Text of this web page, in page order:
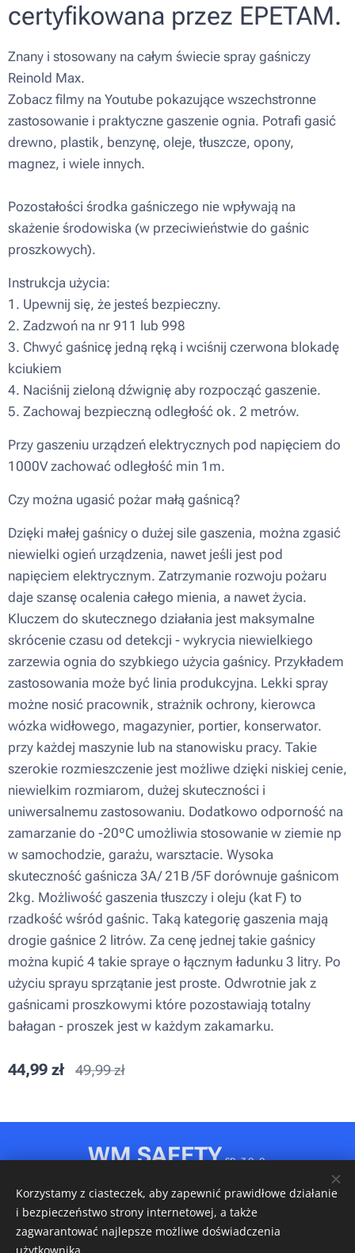
certyfikowana przez EPETAM.
Znany i stosowany na całym świecie spray gaśniczy
Reinold Max.
Zobacz filmy na Youtube pokazujące wszechstronne
zastosowanie i praktyczne gaszenie ognia. Potrafi gasić
drewno, plastik, benzynę, oleje, tłuszcze, opony,
magnez, i wiele innych.
Pozostałości środka gaśniczego nie wpływają na
skażenie środowiska (w przeciwieństwie do gaśnic
proszkowych).
Instrukcja użycia:
1. Upewnij się, że jesteś bezpieczny.
2. Zadzwoń na nr 911 lub 998
3. Chwyć gaśnicę jedną ręką i wciśnij czerwona blokadę
kciukiem
4. Naciśnij zieloną dźwignię aby rozpocząć gaszenie.
5. Zachowaj bezpieczną odległość ok. 2 metrów.
Przy gaszeniu urządzeń elektrycznych pod napięciem do
1000V zachować odległość min 1m.
Czy można ugasić pożar małą gaśnicą?
Dzięki małej gaśnicy o dużej sile gaszenia, można zgasić
niewielki ogień urządzenia, nawet jeśli jest pod
napięciem elektrycznym. Zatrzymanie rozwoju pożaru
daje szansę ocalenia całego mienia, a nawet życia.
Kluczem do skutecznego działania jest maksymalne
skrócenie czasu od detekcji - wykrycia niewielkiego
zarzewia ognia do szybkiego użycia gaśnicy. Przykładem
zastosowania może być linia produkcyjna. Lekki spray
możne nosić pracownik, strażnik ochrony, kierowca
wózka widłowego, magazynier, portier, konserwator.
przy każdej maszynie lub na stanowisku pracy. Takie
szerokie rozmieszczenie jest możliwe dzięki niskiej cenie,
niewielkim rozmiarom, dużej skuteczności i
uniwersalnemu zastosowaniu. Dodatkowo odporność na
zamarzanie do -20ºC umożliwia stosowanie w ziemie np
w samochodzie, garażu, warsztacie. Wysoka
skuteczność gaśnicza 3A/ 21B /5F dorównuje gaśnicom
2kg. Możliwość gaszenia tłuszczy i oleju (kat F) to
rzadkość wśród gaśnic. Taką kategorię gaszenia mają
drogie gaśnice 2 litrów. Za cenę jednej takie gaśnicy
można kupić 4 takie spraye o łącznym ładunku 3 litry. Po
użyciu sprayu sprzątanie jest proste. Odwrotnie jak z
gaśnicami proszkowymi które pozostawiają totalny
bałagan - proszek jest w każdym zakamarku.
44,99 zł 49,99zł
WM SAFETY sp. z o. o.
NIP: 6472611346 • REGON: 540606150 • KRS: 0001148349
Ciasteczka
Korzystamy z ciasteczek, aby zapewnić prawidłowe działanie
i bezpieczeństwo strony internetowej, a także
zagwarantować najlepsze możliwe doświadczenia